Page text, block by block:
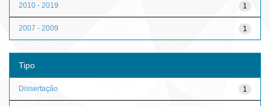
1
2010 - 2019
1
2007 - 2009
Tipo
1
Dissertação